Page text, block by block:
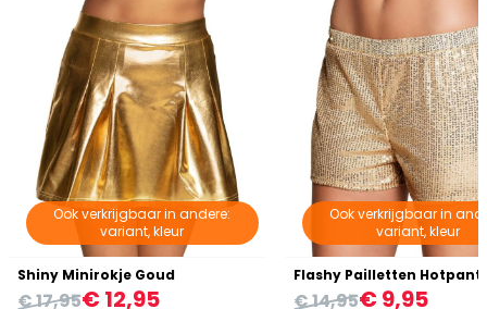
Ook verkrijgbaar in andere:
variant, kleur
Shiny Minirokje Goud
€ 12,95
€ 17,95
Ook verkrijgbaar in
variant, kleur
Flashy Pailletten
€ 9,95
€ 14,95